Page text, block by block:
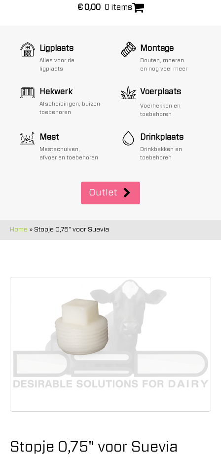
€0,00 0 items
Ligplaats
Alles voor de
ligplaats
Montage
Bouten, moeren
en nog veel meer
Hekwerk
Afscheidingen, buizen
toebehoren
Voerplaats
Voerhekken en
toebehoren
Mest
Mestschuiven,
afvoer en toebehoren
Drinkplaats
Drinkbakken en
toebehoren
Outlet
Home » Stopje 0,75" voor Suevia
Stopje 0,75" voor Suevia